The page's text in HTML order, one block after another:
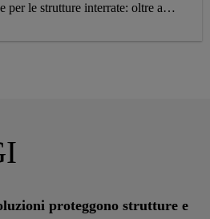
per le strutture interrate: oltre a
dell’esposizione degli edifici e
proteggono strutture e